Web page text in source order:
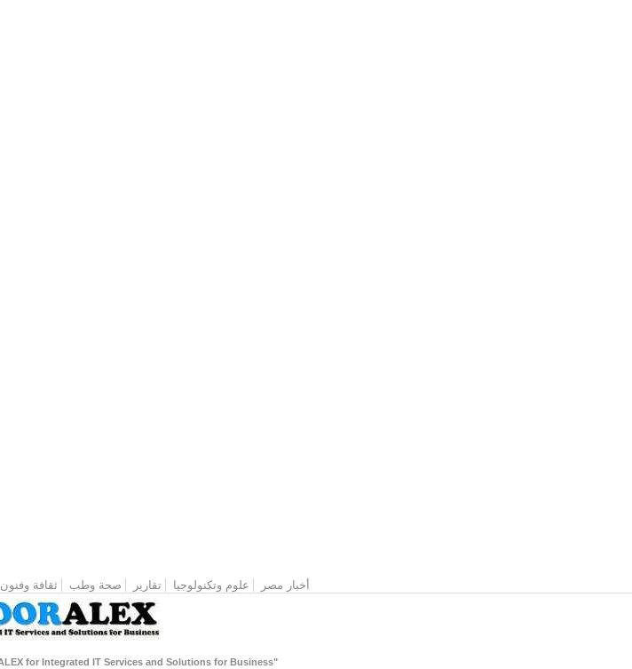
أخبار مصر علوم وتكنولوجيا تقارير صحة وطب ثقافة وفنون
"Website Designed & Developed by: NOORALEX for Integrated IT Services and Solutions for Business "